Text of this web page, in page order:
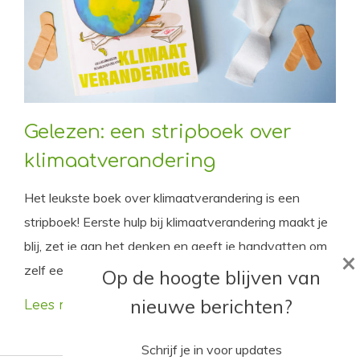
Gelezen: een stripboek over
klimaatverandering
Het leukste boek over klimaatverandering is een
stripboek! Eerste hulp bij klimaatverandering maakt je
blij, zet je aan het denken en geeft je handvatten om
zelf een heuse klimaatheld te worden.
Lees meer
Op de hoogte blijven van
nieuwe berichten?
Schrijf je in voor updates
×